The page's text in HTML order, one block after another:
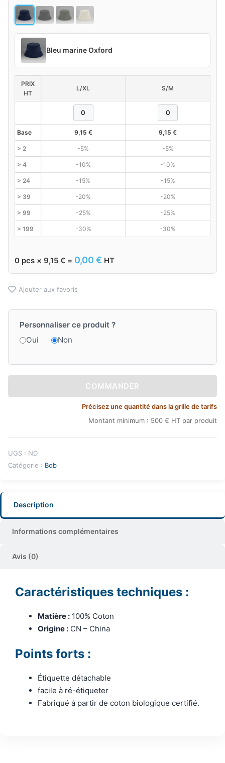
Bleu marine Oxford
PRIX
HT
L/XL S/M
Base 9,15 € 9,15 €
> 2 -5% -5%
> 4 -10% -10%
> 24 -15% -15%
> 39 -20% -20%
> 99 -25% -25%
> 199 -30% -30%
0 pcs × 9,15 € = 0,00 € HT
Ajouter aux favoris
Personnaliser ce produit ?
Oui
Non
COMMANDER
Précisez une quantité dans la grille de tarifs
Montant minimum : 500 € HT par produit
UGS : ND
Catégorie : Bob
Description
Informations complémentaires
Avis (0)
Caractéristiques techniques :
Matière : 100% Coton
Origine : CN – China
Points forts :
Étiquette détachable
facile à ré-étiqueter
Fabriqué à partir de coton biologique certifié.